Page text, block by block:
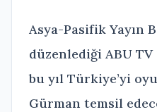
Asya-Pasifik Yayın
düzenlediği ABU TV
bu yıl Türkiye’yi
Gürman temsil